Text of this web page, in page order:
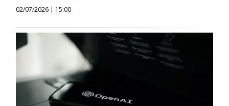
02/07/2026 | 15:00